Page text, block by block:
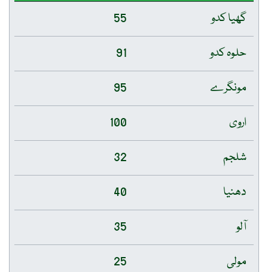
گھیا کدو
55
حلوہ کدو
91
مونگرے
95
اروی
100
شلجم
32
دھنیا
40
آلو
35
مولی
25